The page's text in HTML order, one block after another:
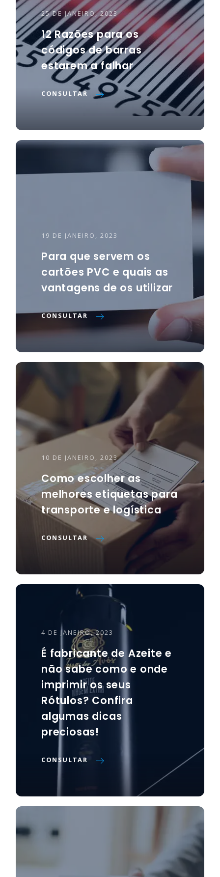
25 DE JANEIRO, 2023
12 Razões para os
códigos de barras
estarem a falhar
CONSULTAR
19 DE JANEIRO, 2023
Para que servem os
cartões PVC e quais as
vantagens de os utilizar
CONSULTAR
10 DE JANEIRO, 2023
Como escolher as
melhores etiquetas para
transporte e logística
CONSULTAR
4 DE JANEIRO, 2023
É fabricante de Azeite e
não sabe como e onde
imprimir os seus
Rótulos? Confira
algumas dicas
preciosas!
CONSULTAR